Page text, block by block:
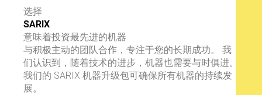
选择
SARIX
意味着投资最先进的机器
与积极主动的团队合作，专注于您的长期成功。 我
们认识到，随着技术的进步，机器也需要与时俱进。
我们的 SARIX 机器升级包可确保所有机器的持续发
展。